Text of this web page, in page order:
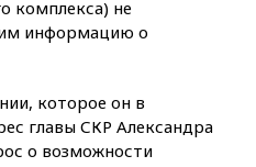
комплекса) не
информацию о
которое он в
главы СКР Александра
о возможности